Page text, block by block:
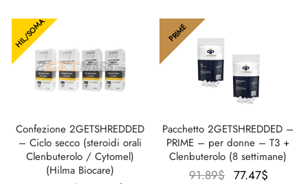
HIL/SOMA
Confezione 2GETSHREDDED
– Ciclo secco (steroidi orali
Clenbuterolo / Cytomel)
(Hilma Biocare)
PRIME
Pacchetto 2GETSHREDDED –
PRIME – per donne – T3 +
Clenbuterolo (8 settimane)
91.89$
Il
77.47$